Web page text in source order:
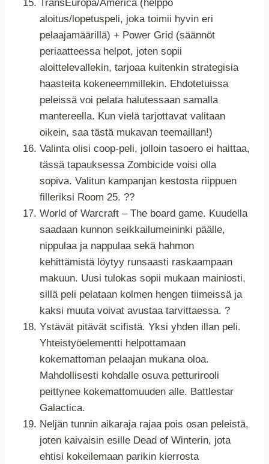
TransEuropa/America (helppo
aloitus/lopetuspeli, joka toimii hyvin eri
pelaajamäärillä) + Power Grid (säännöt
periaatteessa helpot, joten sopii
aloittelevallekin, tarjoaa kuitenkin strategisia
haasteita kokeneemmillekin. Ehdotetuissa
peleissä voi pelata halutessaan samalla
mantereella. Kun vielä tarjottavat valitaan
oikein, saa tästä mukavan teemaillan!)
Valinta olisi coop-peli, jolloin tasoero ei haittaa,
tässä tapauksessa Zombicide voisi olla
sopiva. Valitun kampanjan kestosta riippuen
filleriksi Room 25. ??
World of Warcraft – The board game. Kuudella
saadaan kunnon seikkailumeininki päälle,
nippulaa ja nappulaa sekä hahmon
kehittämistä löytyy runsaasti raskaampaan
makuun. Uusi tulokas sopii mukaan mainiosti,
sillä peli pelataan kolmen hengen tiimeissä ja
kaksi muuta voivat avustaa tarvittaessa. ?
Ystävät pitävät scifistä. Yksi yhden illan peli.
Yhteistyöelementti helpottamaan
kokemattoman pelaajan mukana oloa.
Mahdollisesti kohdalle osuva petturirooli
peittynee kokemattomuuden alle. Battlestar
Galactica.
Neljän tunnin aikaraja rajaa pois osan peleistä,
joten kaivaisin esille Dead of Winterin, jota
ehtisi kokeilemaan parikin kierrosta